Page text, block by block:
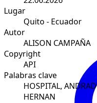
Lugar
Quito - Ecuador
Autor
ALISON CAMPAÑA
Copyright
API
Palabras clave
HOSPITAL,
HERNAN